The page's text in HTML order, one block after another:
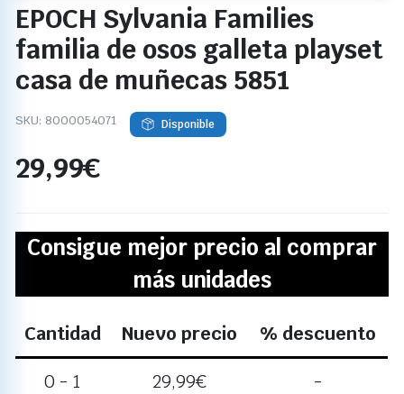
EPOCH Sylvania Families
familia de osos galleta playset
casa de muñecas 5851
SKU: 8000054071 Disponible
29,99€
Consigue mejor precio al comprar
más unidades
Cantidad Nuevo precio % descuento
0 - 1 29,99€ -